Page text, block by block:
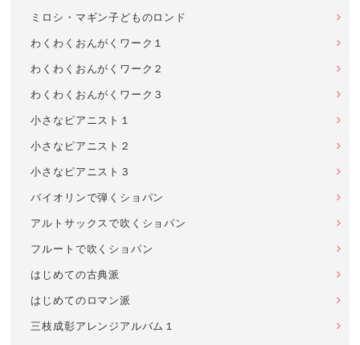
ミロシ・マギン子どものロンド
わくわくおんがくワーク１
わくわくおんがくワーク２
わくわくおんがくワーク３
小さなピアニスト１
小さなピアニスト２
小さなピアニスト３
バイオリンで弾くショパン
アルトサックスで吹くショパン
フルートで吹くショパン
はじめての古典派
はじめてのロマン派
三枝成彰アレンジアルバム１